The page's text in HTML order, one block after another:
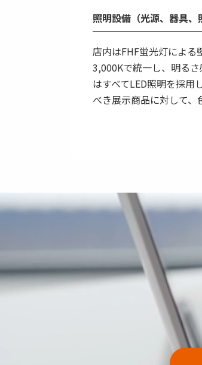
照明設備（光源、器具、
店内はFHF蛍光灯による
3,000Kで統一し、明る
はすべてLED照明を採用
べき展示商品に対して、